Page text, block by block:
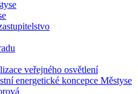
veřejného osvětlení
energetické koncepce Městyse